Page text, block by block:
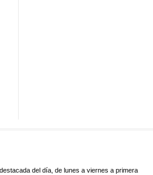
del día, de lunes a viernes a primera